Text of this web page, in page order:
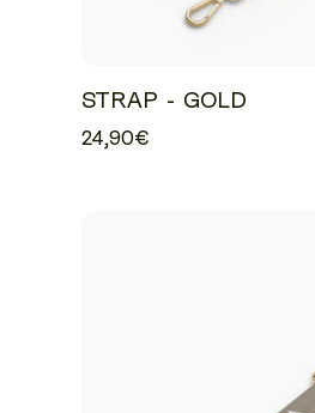
STRAP - GOLD
24,90€